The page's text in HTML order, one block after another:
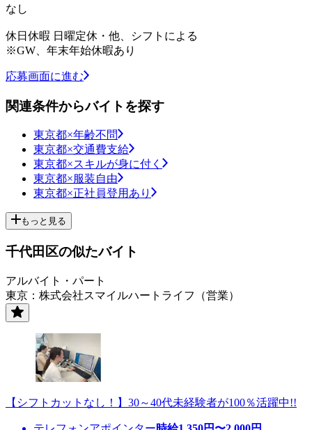
なし
休日休暇 日曜定休・他、シフトによる
※GW、年末年始休暇あり
応募画面に進む
関連条件からバイトを探す
東京都×年齢不問
東京都×交通費支給
東京都×スキルが身に付く
東京都×服装自由
東京都×正社員登用あり
もっと見る
千代田区の似たバイト
アルバイト・パート
東京：株式会社スマイルハートライフ（営業）
【シフトカットなし！】30～40代未経験者が100％活躍中!!